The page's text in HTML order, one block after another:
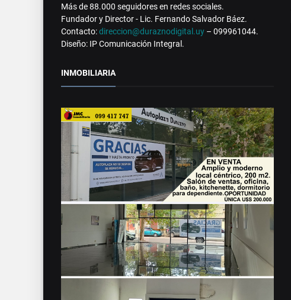
Más de 88.000 seguidores en redes sociales.
Fundador y Director - Lic. Fernando Salvador Báez.
Contacto:direccion@duraznodigital.uy – 099961044.
Diseño: IP Comunicación Integral.
INMOBILIARIA